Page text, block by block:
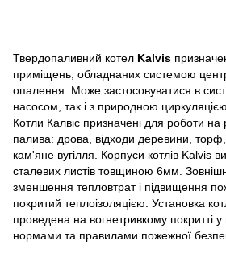
Твердопаливний котел Kalvis
приміщень, обладнаних системою
опалення. Може застосовуватися в
насосом, так і з природною
Котли Калвіс призначені для роботи на
палива: дрова, відходи деревини, торф,
кам'яне вугілля. Корпуси котлів Kalvis
сталевих листів товщиною 6мм.
зменшення тепловтрат і підвищення
покритий теплоізоляцією. Установка
проведена на вогнетривкому покритті у
нормами та правилами пожежної